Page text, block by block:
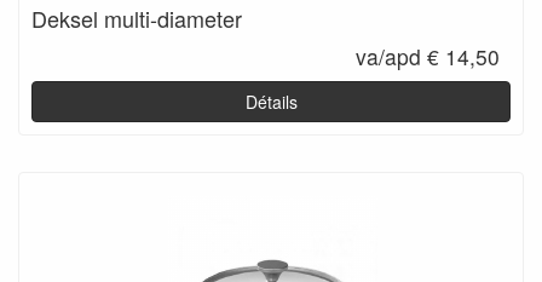
Deksel multi-diameter
va/apd € 14,50
Détails